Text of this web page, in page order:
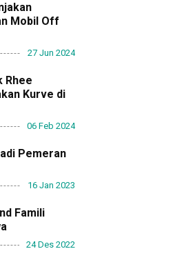
Mobil Off
27 Jun 2024
Rhee
Kurve di
06 Feb 2024
Pemeran
16 Jan 2023
Famili
24 Des 2022